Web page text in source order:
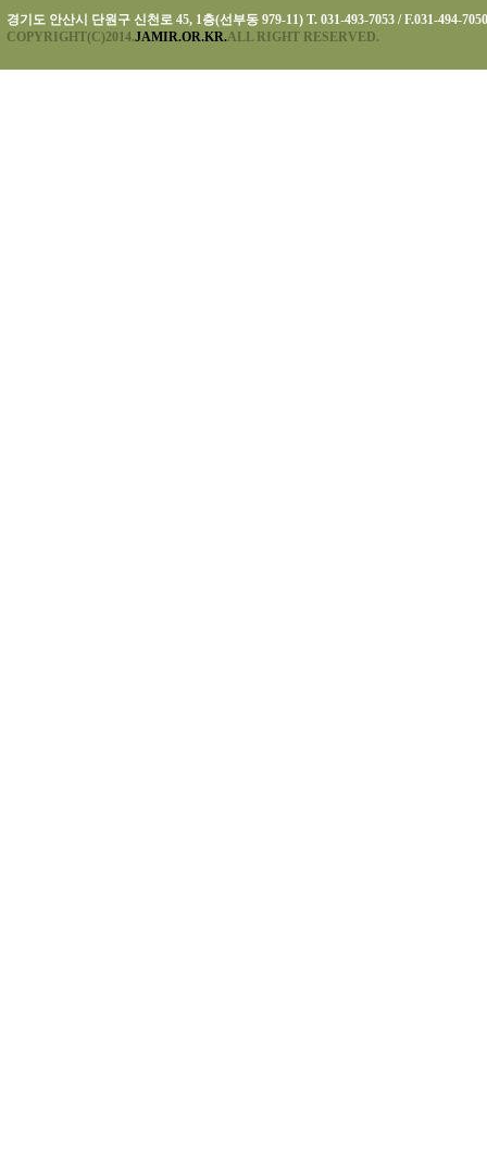
경기도 안산시 단원구 신천로 45, 1층(선부동 979-11) T. 031-493-7053 / F.031-494-7050
COPYRIGHT(C)2014.JAMIR.OR.KR.ALL RIGHT RESERVED.